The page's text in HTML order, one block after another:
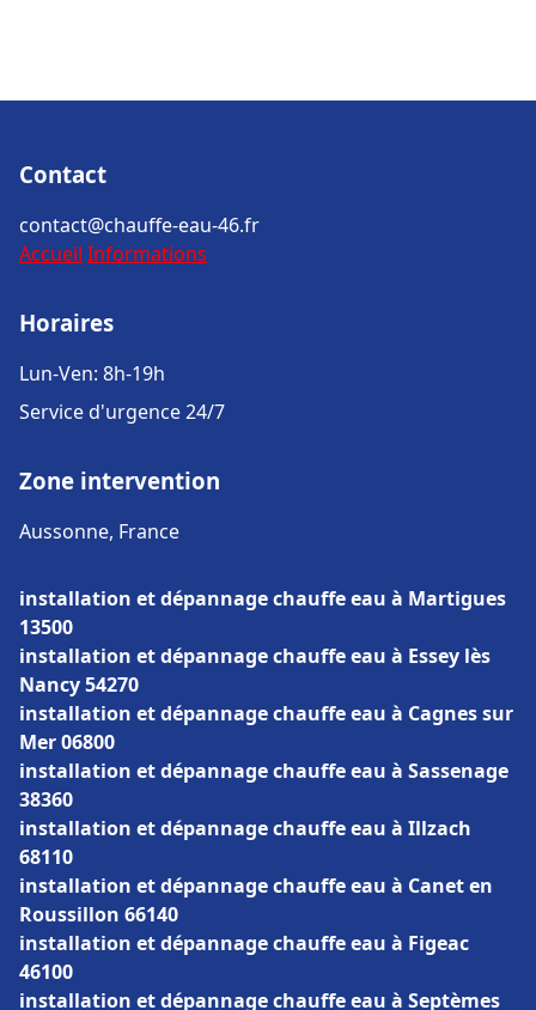
Contact
contact@chauffe-eau-46.fr
Accueil Informations
Horaires
Lun-Ven: 8h-19h
Service d'urgence 24/7
Zone intervention
Aussonne, France
installation et dépannage chauffe eau à Martigues
13500
installation et dépannage chauffe eau à Essey lès
Nancy 54270
installation et dépannage chauffe eau à Cagnes sur
Mer 06800
installation et dépannage chauffe eau à Sassenage
38360
installation et dépannage chauffe eau à Illzach
68110
installation et dépannage chauffe eau à Canet en
Roussillon 66140
installation et dépannage chauffe eau à Figeac
46100
installation et dépannage chauffe eau à Septèmes